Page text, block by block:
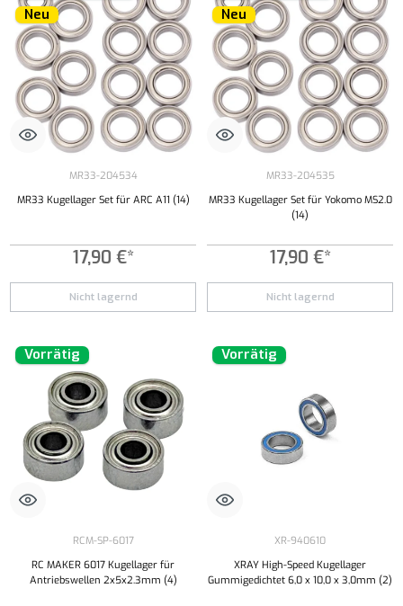
Neu
MR33-204534
MR33 Kugellager Set für ARC A11 (14)
17,90 €*
Nicht lagernd
Neu
MR33-204535
MR33 Kugellager Set für Yokomo MS2.0
(14)
17,90 €*
Nicht lagernd
Vorrätig
RCM-SP-6017
RC MAKER 6017 Kugellager für
Antriebswellen 2x5x2.3mm (4)
Vorrätig
XR-940610
XRAY High-Speed Kugellager
Gummigedichtet 6,0 x 10,0 x 3,0mm (2)